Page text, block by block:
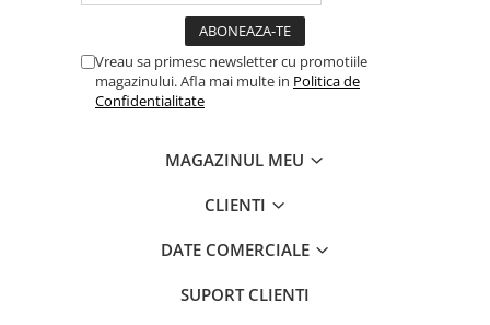
Vreau sa primesc newsletter cu promotiile
magazinului. Afla mai multe in Politica de
Confidentialitate
MAGAZINUL MEU
CLIENTI
DATE COMERCIALE
SUPORT CLIENTI